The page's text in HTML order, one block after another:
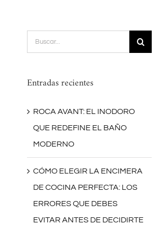
Buscar:
Entradas recientes
ROCA AVANT: EL INODORO
QUE REDEFINE EL BAÑO
MODERNO
CÓMO ELEGIR LA ENCIMERA
DE COCINA PERFECTA: LOS
ERRORES QUE DEBES
EVITAR ANTES DE DECIDIRTE